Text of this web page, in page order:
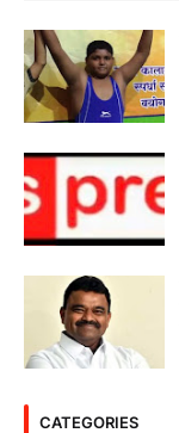
CATEGORIES